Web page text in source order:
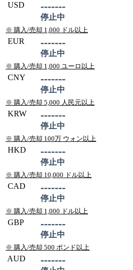
USD
-------
停止中
※ 購入/売却 1,000 ドル以上
EUR -------
停止中
※ 購入/売却 1,000 ユーロ以上
CNY -------
停止中
※ 購入/売却 5,000 人民元以上
KRW -------
停止中
※ 購入/売却 100万 ウォン以上
HKD -------
停止中
※ 購入/売却 10,000 ドル以上
CAD -------
停止中
※ 購入/売却 1,000 ドル以上
GBP -------
停止中
※ 購入/売却 500 ポンド以上
AUD -------